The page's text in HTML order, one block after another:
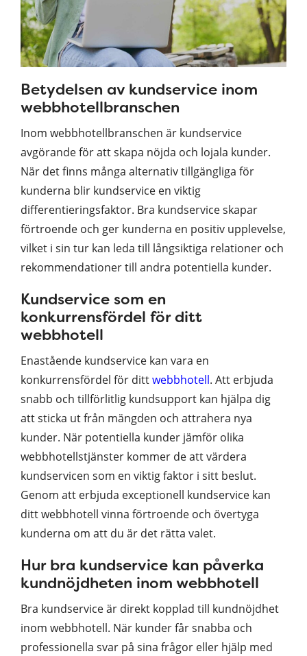
Betydelsen av kundservice inom
webbhotellbranschen
Inom webbhotellbranschen är kundservice
avgörande för att skapa nöjda och lojala kunder.
När det finns många alternativ tillgängliga för
kunderna blir kundservice en viktig
differentieringsfaktor. Bra kundservice skapar
förtroende och ger kunderna en positiv upplevelse,
vilket i sin tur kan leda till långsiktiga relationer och
rekommendationer till andra potentiella kunder.
Kundservice som en
konkurrensfördel för ditt
webbhotell
Enastående kundservice kan vara en
konkurrensfördel för dittwebbhotell. Att erbjuda
snabb och tillförlitlig kundsupport kan hjälpa dig
att sticka ut från mängden och attrahera nya
kunder. När potentiella kunder jämför olika
webbhotellstjänster kommer de att värdera
kundservicen som en viktig faktor i sitt beslut.
Genom att erbjuda exceptionell kundservice kan
ditt webbhotell vinna förtroende och övertyga
kunderna om att du är det rätta valet.
Hur bra kundservice kan påverka
kundnöjdheten inom webbhotell
Bra kundservice är direkt kopplad till kundnöjdhet
inom webbhotell. När kunder får snabba och
professionella svar på sina frågor eller hjälp med